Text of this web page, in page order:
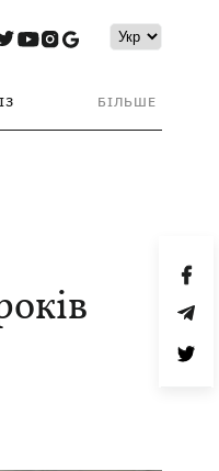
БІЛЬШЕ